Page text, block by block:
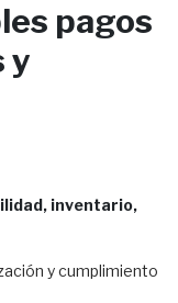
pagos
y
inventario,
y cumplimiento